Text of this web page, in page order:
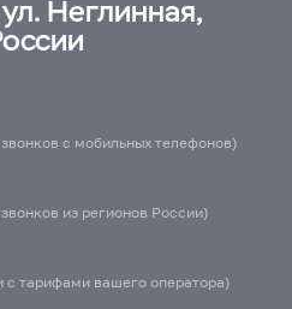
Неглинная,
с мобильных телефонов)
из регионов России)
с тарифами вашего оператора)